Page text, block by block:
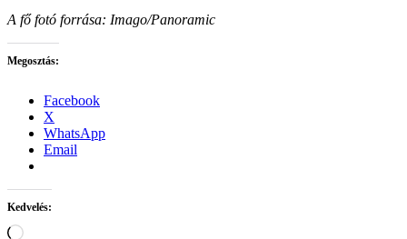
A fő fotó forrása: Imago/Panoramic
Megosztás:
Facebook
X
WhatsApp
Email
Kedvelés:
Loading…